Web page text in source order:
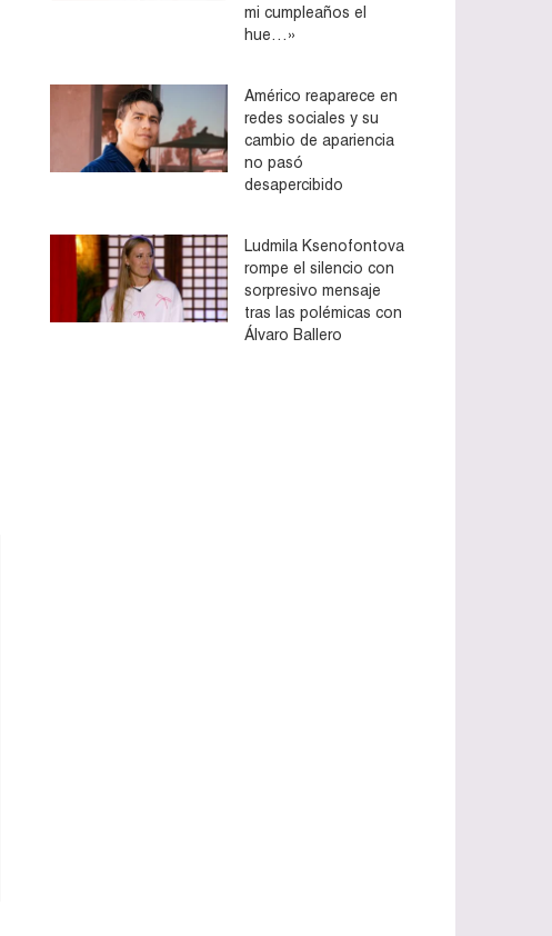
mi cumpleaños el
hue…»
Américo reaparece en
redes sociales y su
cambio de apariencia
no pasó
desapercibido
Ludmila Ksenofontova
rompe el silencio con
sorpresivo mensaje
tras las polémicas con
Álvaro Ballero